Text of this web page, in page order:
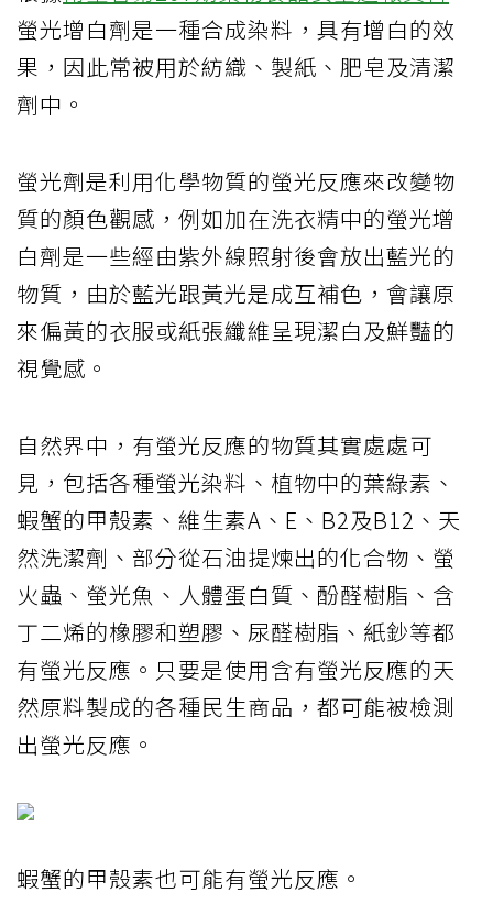
螢光增白劑是一種合成染料，具有增白的效
果，因此常被用於紡織、製紙、肥皂及清潔
劑中。
螢光劑是利用化學物質的螢光反應來改變物
質的顏色觀感，例如加在洗衣精中的螢光增
白劑是一些經由紫外線照射後會放出藍光的
物質，由於藍光跟黃光是成互補色，會讓原
來偏黃的衣服或紙張纖維呈現潔白及鮮豔的
視覺感。
自然界中，有螢光反應的物質其實處處可
見，包括各種螢光染料、植物中的葉綠素、
蝦蟹的甲殼素、維生素A、E、B2及B12、天
然洗潔劑、部分從石油提煉出的化合物、螢
火蟲、螢光魚、人體蛋白質、酚醛樹脂、含
丁二烯的橡膠和塑膠、尿醛樹脂、紙鈔等都
有螢光反應。只要是使用含有螢光反應的天
然原料製成的各種民生商品，都可能被檢測
出螢光反應。
蝦蟹的甲殼素也可能有螢光反應。